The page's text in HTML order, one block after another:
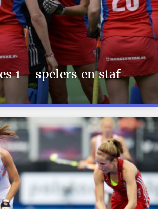
1 - spelers en staf